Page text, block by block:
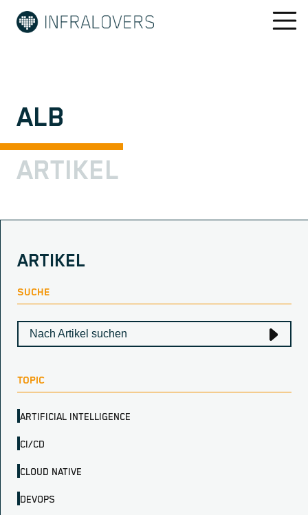
ALB
ARTIKEL
ARTIKEL
SUCHE
TOPIC
ARTIFICIAL INTELLIGENCE
CI/CD
CLOUD NATIVE
DEVOPS